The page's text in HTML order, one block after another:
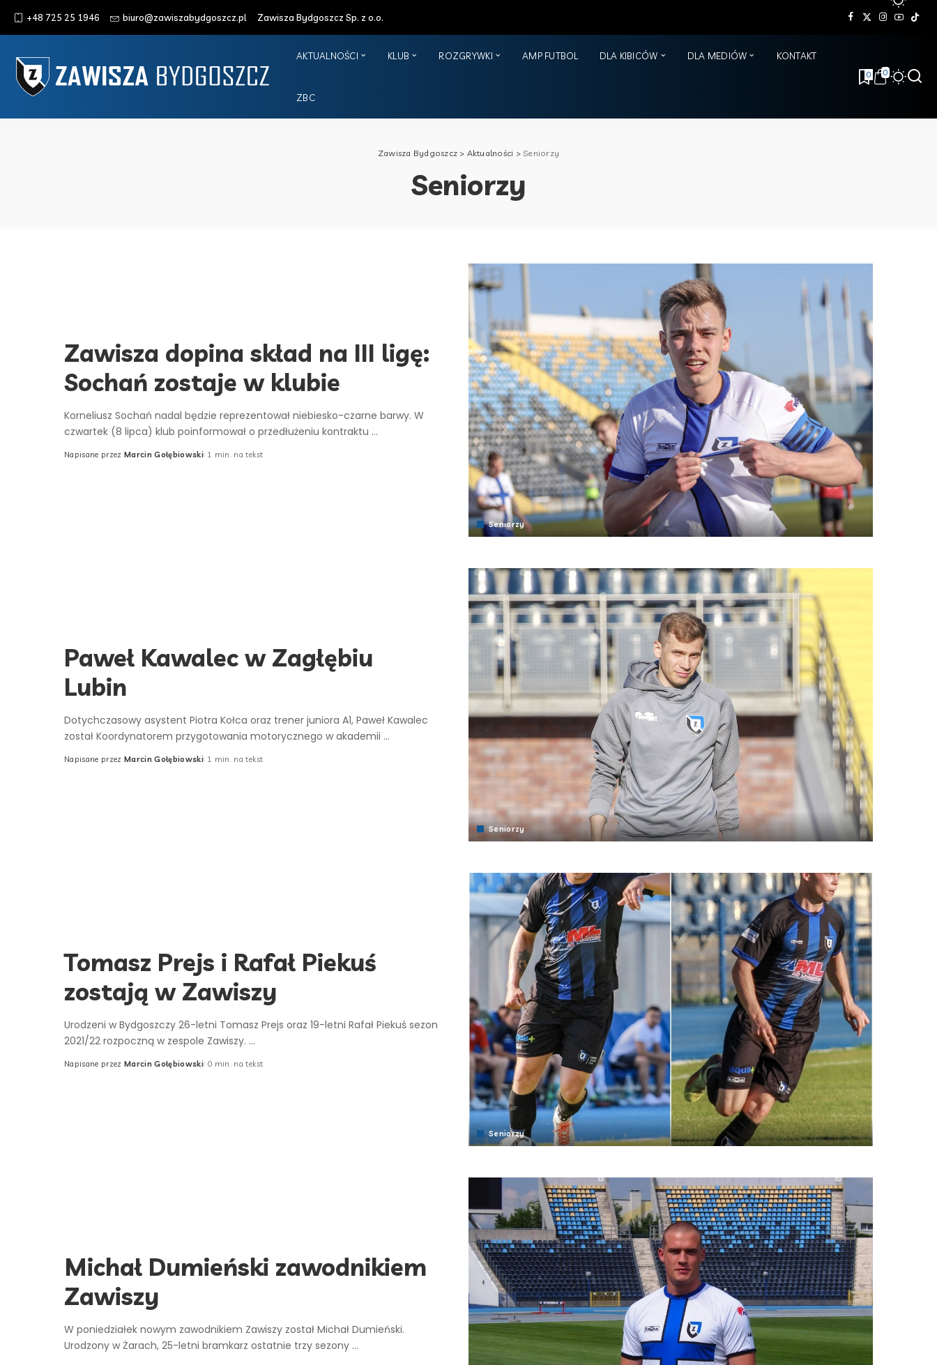
+48 725 25 1946 biuro@zawiszabydgoszcz.pl Zawisza Bydgoszcz Sp. z o.o.
AKTUALNOŚCI KLUB ROZGRYWKI AMP FUTBOL DLA KIBICÓW DLA MEDIÓW KONTAKT
ZBC
0 0
Zawisza Bydgoszcz > Aktualności >Seniorzy
Seniorzy
Seniorzy
Zawisza dopina skład na III ligę:
Sochań zostaje w klubie
Korneliusz Sochań nadal będzie reprezentował niebiesko-czarne barwy. W
czwartek (8 lipca) klub poinformował o przedłużeniu kontraktu ...
Posted
Napisane przez Marcin Gołębiowski 1 min. na tekst
Seniorzy
Paweł Kawalec w Zagłębiu
Lubin
Dotychczasowy asystent Piotra Kołca oraz trener juniora A1, Paweł Kawalec
został Koordynatorem przygotowania motorycznego w akademii ...
Posted
Napisane przez Marcin Gołębiowski 1 min. na tekst
Seniorzy
Tomasz Prejs i Rafał Piekuś
zostają w Zawiszy
Urodzeni w Bydgoszczy 26-letni Tomasz Prejs oraz 19-letni Rafał Piekuś sezon
2021/22 rozpoczną w zespole Zawiszy. ...
Posted
Napisane przez Marcin Gołębiowski 0 min. na tekst
Michał Dumieński zawodnikiem
Zawiszy
W poniedziałek nowym zawodnikiem Zawiszy został Michał Dumieński.
Urodzony w Żarach, 25-letni bramkarz ostatnie trzy sezony ...